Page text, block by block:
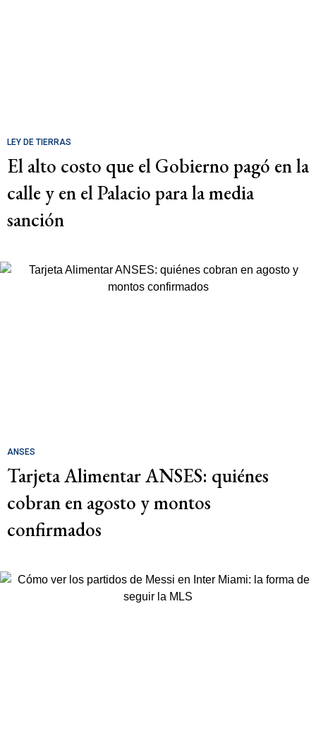
LEY DE TIERRAS
El alto costo que el Gobierno pagó en la
calle y en el Palacio para la media
sanción
ANSES
Tarjeta Alimentar ANSES: quiénes
cobran en agosto y montos
confirmados